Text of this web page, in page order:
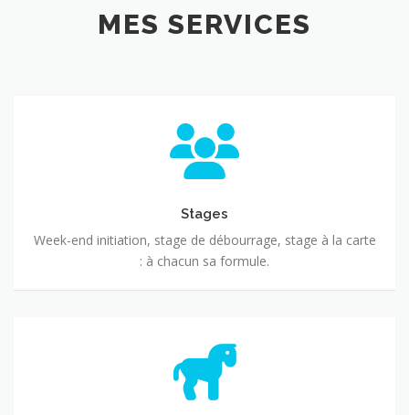
MES SERVICES
Stages
Week-end initiation, stage de débourrage, stage à la carte
: à chacun sa formule.